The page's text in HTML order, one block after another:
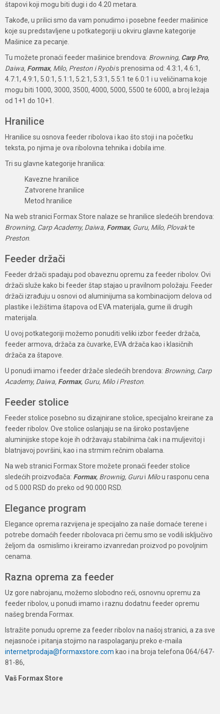
štapovi koji mogu biti dugi i do 4.20 metara.
Takođe, u prilici smo da vam ponudimo i posebne feeder mašinice
koje su predstavljene u potkategoriji u okviru glavne kategorije
Mašinice za pecanje.
Tu možete pronaći feeder mašinice brendova: Browning, Carp Pro,
Daiwa, Formax, Milo, Preston i Ryobis prenosima od: 4.3:1, 4.6:1,
4.7:1, 4.9:1, 5.0:1, 5.1:1, 5.2:1, 5.3:1, 5.5:1 te 6.0:1 i u veličinama koje
mogu biti 1000, 3000, 3500, 4000, 5000, 5500 te 6000, a broj ležaja
od 1+1 do 10+1.
Hranilice
Hranilice su osnova feeder ribolova i kao što stoji i na početku
teksta, po njima je ova ribolovna tehnika i dobila ime.
Tri su glavne kategorije hranilica:
Kavezne hranilice
Zatvorene hranilice
Metod hranilice
Na web stranici Formax Store nalaze se hranilice sledećih brendova:
Browning, Carp Academy, Daiwa, Formax, Guru, Milo, Plovakte
Preston
Feeder držači
Feeder držači spadaju pod obaveznu opremu za feeder ribolov. Ovi
držači služe kako bi feeder štap stajao u pravilnom položaju. Feeder
držači izrađuju u osnovi od aluminijuma sa kombinacijom delova od
plastike i ležištima štapova od EVA materijala, gume ili drugih
materijala.
U ovoj potkategoriji možemo ponuditi veliki izbor feeder držača,
feeder armova, držača za čuvarke, EVA držača kao i klasičnih
držača za štapove.
U ponudi imamo i feeder držače sledećih brendova: Browning, Carp
Academy, Daiwa, Formax, Guru, Milo i Preston
Feeder stolice
Feeder stolice posebno su dizajnirane stolice, specijalno kreirane za
feeder ribolov. Ove stolice oslanjaju se na široko postavljene
aluminijske stope koje ih održavaju stabilnima čak i na muljevitoj i
blatnjavoj površini, kao i na strmim rečnim obalama.
Na web stranici Formax Store možete pronaći feeder stolice
sledećih proizvođača: Formax, Brownig, Gurui Milou rasponu cena
od 5.000 RSD do preko od 90.000 RSD.
Elegance program
Elegance oprema razvijena je specijalno za naše domaće terene i
potrebe domaćih feeder ribolovaca pri čemu smo se vodili isključivo
željom da osmislimo i kreiramo izvanredan proizvod po povoljnim
cenama.
Razna oprema za feeder
Uz gore nabrojanu, možemo slobodno reći, osnovnu opremu za
feeder ribolov, u ponudi imamo i raznu dodatnu feeder opremu
našeg brenda Formax.
Istražite ponudu opreme za feeder ribolov na našoj stranici, a za sve
nejasnoće i pitanja stojimo na raspolaganju preko e-maila
internetprodaja@formaxstore.com kao i na broja telefona 064/647-
81-86,
Vaš Formax Store